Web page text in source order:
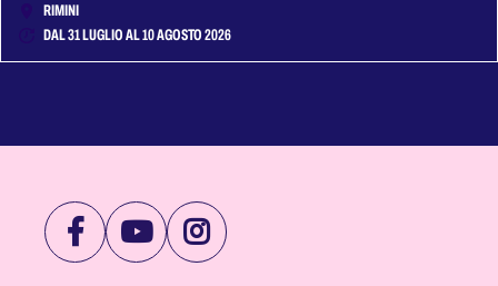
RIMINI
DAL 31 LUGLIO AL 10 AGOSTO 2026
VISITAVISITAVISITA